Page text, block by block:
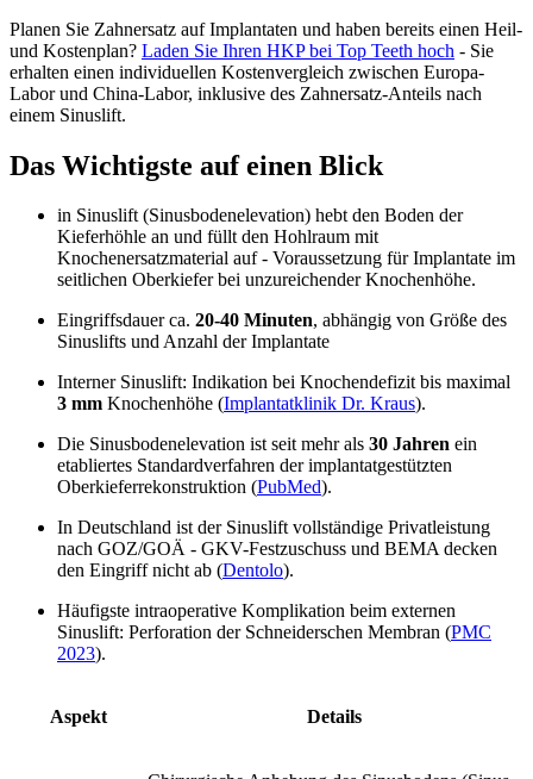
Planen Sie Zahnersatz auf Implantaten und haben bereits einen Heil-
und Kostenplan? Laden Sie Ihren HKP bei Top Teeth hoch - Sie
erhalten einen individuellen Kostenvergleich zwischen Europa-
Labor und China-Labor, inklusive des Zahnersatz-Anteils nach
einem Sinuslift.
Das Wichtigste auf einen Blick
in Sinuslift (Sinusbodenelevation) hebt den Boden der
Kieferhöhle an und füllt den Hohlraum mit
Knochenersatzmaterial auf - Voraussetzung für Implantate im
seitlichen Oberkiefer bei unzureichender Knochenhöhe.
Eingriffsdauer ca. 20-40 Minuten, abhängig von Größe des
Sinuslifts und Anzahl der Implantate
Interner Sinuslift: Indikation bei Knochendefizit bis maximal
3 mm Knochenhöhe (Implantatklinik Dr. Kraus).
Die Sinusbodenelevation ist seit mehr als 30 Jahren ein
etabliertes Standardverfahren der implantatgestützten
Oberkieferrekonstruktion (PubMed).
In Deutschland ist der Sinuslift vollständige Privatleistung
nach GOZ/GOÄ - GKV-Festzuschuss und BEMA decken
den Eingriff nicht ab (Dentolo).
Häufigste intraoperative Komplikation beim externen
Sinuslift: Perforation der Schneiderschen Membran (PMC
2023).
Aspekt Details